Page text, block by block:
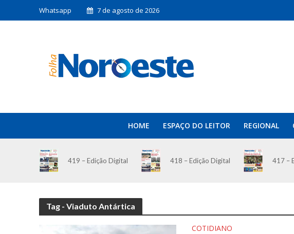
Whatsapp 7 de agosto de 2026
HOME ESPAÇO DO LEITOR REGIONAL
419 – Edição Digital 418 – Edição Digital 417 –
Tag - Viaduto Antártica
COTIDIANO